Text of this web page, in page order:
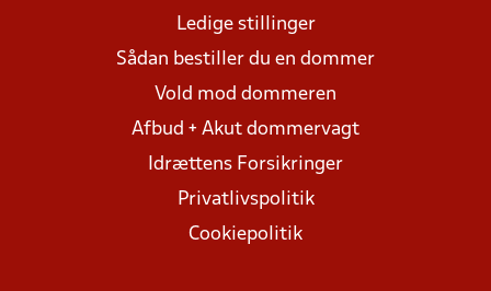
Ledige stillinger
Sådan bestiller du en dommer
Vold mod dommeren
Afbud + Akut dommervagt
Idrættens Forsikringer
Privatlivspolitik
Cookiepolitik